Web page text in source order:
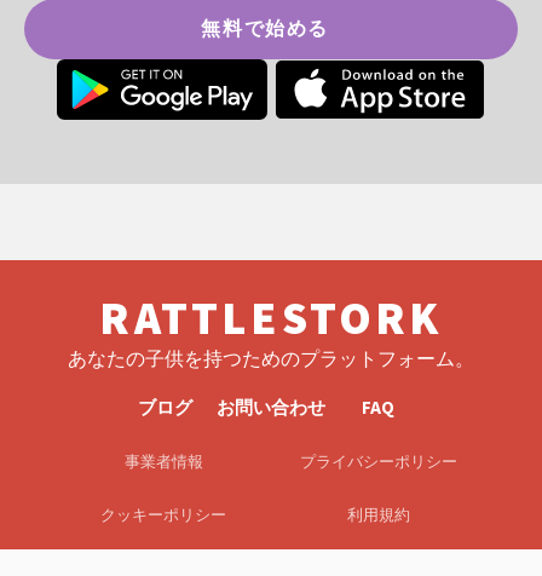
無料で始める
RATTLESTORK
あなたの子供を持つためのプラットフォーム。
ブログ お問い合わせ FAQ
事業者情報 プライバシーポリシー
クッキーポリシー 利用規約